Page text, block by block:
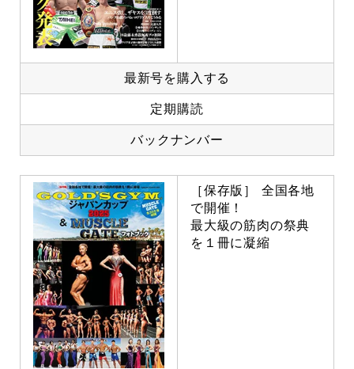
最新号を購入する
定期購読
バックナンバー
［保存版］ 全国各地
で開催！
最大級の筋肉の祭典
を１冊に凝縮